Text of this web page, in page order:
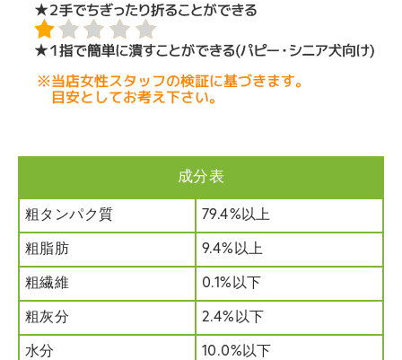
成分表
粗タンパク質 79.4%以上
粗脂肪 9.4%以上
粗繊維 0.1%以下
粗灰分 2.4%以下
水分 10.0%以下